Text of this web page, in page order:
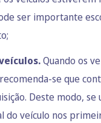
ser importante
Quando os
se que
Deste modo,
do veículo nos